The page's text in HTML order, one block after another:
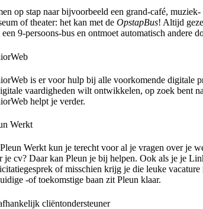
op stap naar bijvoorbeeld een grand-café,
of theater: het kan met deOpstapBus! Altijd
een 9-persoons-bus en ontmoet automatisch andere
is er voor hulp bij alle voorkomende digitale
vaardigheden wilt ontwikkelen, op zoek bent
helpt je verder.
Werkt
Werkt kun je terecht voor al je vragen over je
je cv? Daar kan Pleun je bij helpen. Ook als je je
of misschien krijg je die leuke
-of toekomstige baan zit Pleun klaar.
cliëntondersteuner